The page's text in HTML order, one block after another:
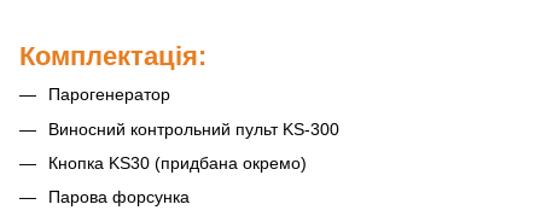
Комплектація:
Парогенератор
Виносний контрольний пульт KS-300
Кнопка KS30 (придбана окремо)
Парова форсунка